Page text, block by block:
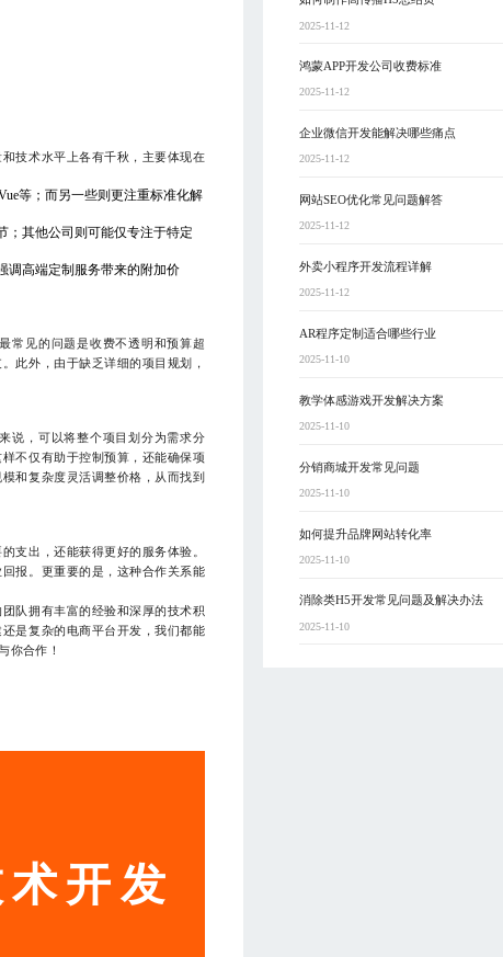
技术水平上各有千秋，主要体现在
等；而另一些则更注重标准化解
；其他公司则可能仅专注于特定
调高端定制服务带来的附加价
常见的问题是收费不透明和预算超
此外，由于缺乏详细的项目规划，
说，可以将整个项目划分为需求分
不仅有助于控制预算，还能确保项
和复杂度灵活调整价格，从而找到
支出，还能获得更好的服务体验。
报。更重要的是，这种合作关系能
队拥有丰富的经验和深厚的技术积
还是复杂的电商平台开发，我们都能
你合作！
开发
2025-11-12
鸿蒙APP开发公司收费标准
2025-11-12
企业微信开发能解决哪些痛点
2025-11-12
网站SEO优化常见问题解答
2025-11-12
外卖小程序开发流程详解
2025-11-12
AR程序定制适合哪些行业
2025-11-10
教学体感游戏开发解决方案
2025-11-10
分销商城开发常见问题
2025-11-10
如何提升品牌网站转化率
2025-11-10
消除类H5开发常见问题及解决办法
2025-11-10